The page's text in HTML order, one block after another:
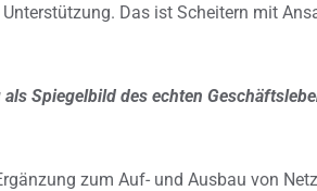
Das ist Scheitern mit
Spiegelbild des echten
zum Auf- und Ausbau von